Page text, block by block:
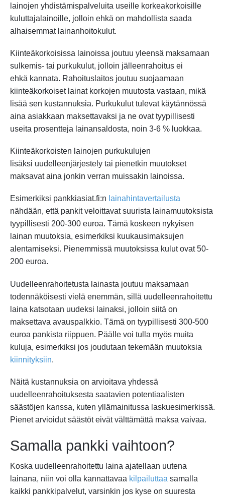
lainojen yhdistämispalveluita useille korkeakorkoisille
kuluttajalainoille, jolloin ehkä on mahdollista saada
alhaisemmat lainanhoitokulut.
Kiinteäkorkoisissa lainoissa joutuu yleensä maksamaan
sulkemis- tai purkukulut, jolloin jälleenrahoitus ei
ehkä kannata. Rahoituslaitos joutuu suojaamaan
kiinteäkorkoiset lainat korkojen muutosta vastaan, mikä
lisää sen kustannuksia. Purkukulut tulevat käytännössä
aina asiakkaan maksettavaksi ja ne ovat tyypillisesti
useita prosentteja lainansaldosta, noin 3-6 % luokkaa.
Kiinteäkorkoisten lainojen purkukulujen
lisäksi uudelleenjärjestely tai pienetkin muutokset
maksavat aina jonkin verran muissakin lainoissa.
Esimerkiksi pankkiasiat.fi:n lainahintavertailusta
nähdään, että pankit veloittavat suurista lainamuutoksista
tyypillisesti 200-300 euroa. Tämä koskeen nykyisen
lainan muutoksia, esimerkiksi kuukausimaksujen
alentamiseksi. Pienemmissä muutoksissa kulut ovat 50-
200 euroa.
Uudelleenrahoitetusta lainasta joutuu maksamaan
todennäköisesti vielä enemmän, sillä uudelleenrahoitettu
laina katsotaan uudeksi lainaksi, jolloin siitä on
maksettava avauspalkkio. Tämä on tyypillisesti 300-500
euroa pankista riippuen. Päälle voi tulla myös muita
kuluja, esimerkiksi jos joudutaan tekemään muutoksia
kiinnityksiin.
Näitä kustannuksia on arvioitava yhdessä
uudelleenrahoituksesta saatavien potentiaalisten
säästöjen kanssa, kuten yllämainitussa laskuesimerkissä.
Pienet arvioidut säästöt eivät välttämättä maksa vaivaa.
Samalla pankki vaihtoon?
Koska uudelleenrahoitettu laina ajatellaan uutena
lainana, niin voi olla kannattavaa kilpailuttaa samalla
kaikki pankkipalvelut, varsinkin jos kyse on suuresta